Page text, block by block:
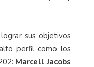
sus objetivos
perfil como los
Marcell Jacobs